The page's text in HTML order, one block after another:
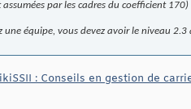
par les cadres du coefficient 170)
équipe, vous devez avoir le niveau
: Conseils en gestion de